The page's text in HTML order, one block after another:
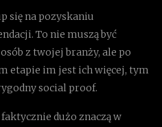
się na pozyskaniu
To nie muszą być
z twojej branży, ale po
etapie im jest ich więcej, tym
social proof.
dużo znaczą w